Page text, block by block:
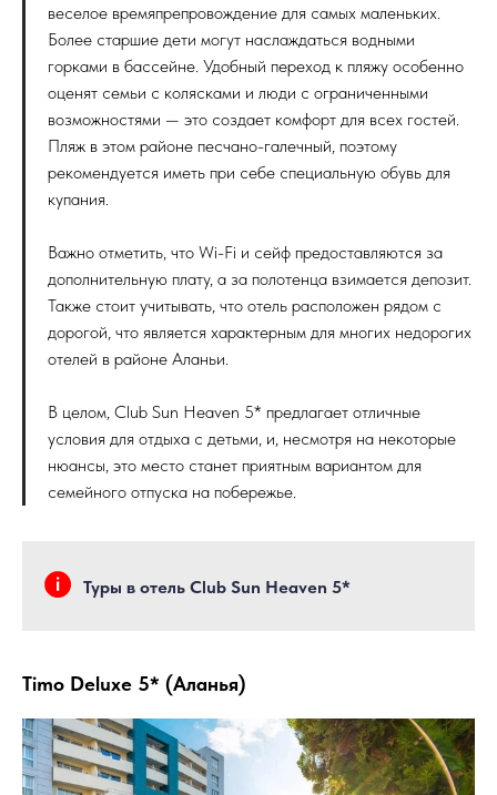
веселое времяпрепровождение для самых маленьких.
Более старшие дети могут наслаждаться водными
горками в бассейне. Удобный переход к пляжу особенно
оценят семьи с колясками и люди с ограниченными
возможностями — это создает комфорт для всех гостей.
Пляж в этом районе песчано-галечный, поэтому
рекомендуется иметь при себе специальную обувь для
купания.
Важно отметить, что Wi-Fi и сейф предоставляются за
дополнительную плату, а за полотенца взимается депозит.
Также стоит учитывать, что отель расположен рядом с
дорогой, что является характерным для многих недорогих
отелей в районе Аланьи.
В целом, Club Sun Heaven 5* предлагает отличные
условия для отдыха с детьми, и, несмотря на некоторые
нюансы, это место станет приятным вариантом для
семейного отпуска на побережье.
Туры в отель Club Sun Heaven 5*
Timo Deluxe 5* (Аланья)